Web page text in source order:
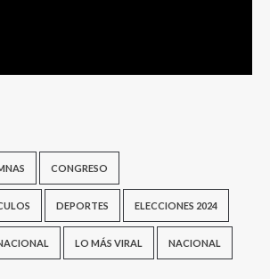
CONGRESO
DEPORTES ELECCIONES 2024
LO MÁS VIRAL NACIONAL